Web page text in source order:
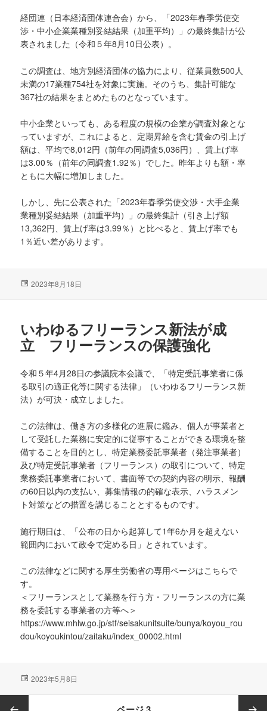
経団連（日本経済団体連合会）から、「2023年春季労使交
渉・中小企業業種別妥結結果（加重平均）」の最終集計が公
表されました（令和５年8月10日公表）。
この調査は、地方別経済団体の協力により、従業員数500人
未満の17業種754社を対象に実施。そのうち、集計可能な
367社の結果をまとめたものとなっています。
中小企業といっても、ある程度の規模の企業が調査対象とな
っていますが、これによると、定期昇給を含む賃金の引上げ
額は、平均で8,012円（前年の同調査5,036円）、賃上げ率
は3.00％（前年の同調査1.92％）でした。昨年よりも額・率
ともに大幅に増加しました。
しかし、先に公表された「2023年春季労使交渉・大手企業
業種別妥結結果（加重平均）」の最終集計（引き上げ額
13,362円、賃上げ率は3.99％）と比べると、賃上げ率でも
1％近い差があります。
投
2023年8月18日
いわゆるフリーランス新法が成
立 フリーランスの保護強化
令和５年4月28日の参議院本会議で、「特定受託事業者に係
る取引の適正化等に関する法律」（いわゆるフリーランス新
法）が可決・成立しました。
この法律は、働き方の多様化の進展に鑑み、個人が事業者と
して受託した業務に安定的に従事することができる環境を整
備することを目的とし、特定業務委託事業者（発注事業者）
及び特定受託事業者（フリーランス）の取引について、特定
業務委託事業者において、書面等での契約内容の明示、報酬
の60日以内の支払い、募集情報の的確な表示、ハラスメン
ト対策などの措置を講じることとするものです。
施行期日は、「公布の日から起算して1年6か月を超えない
範囲内において政令で定める日」とされています。
この法律などに関する厚生労働省の専用ページはこちらで
す。
＜フリーランスとして業務を行う方・フリーランスの方に業
務を委託する事業者の方等へ＞
https://www.mhlw.go.jp/stf/seisakunitsuite/bunya/koyou_rou
dou/koyoukintou/zaitaku/index_00002.html
投
2023年5月8日